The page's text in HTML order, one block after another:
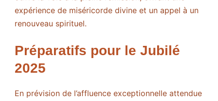
expérience de miséricorde divine et un appel à un
renouveau spirituel.
Préparatifs pour le Jubilé
2025
En prévision de l’affluence exceptionnelle attendue